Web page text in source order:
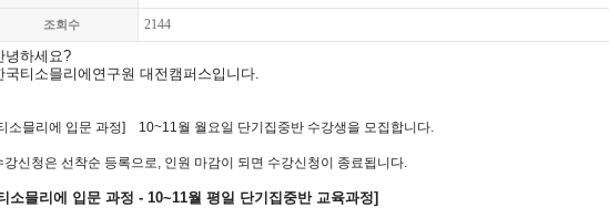
조회수 2144
녕하세요?
국티소믈리에연구원 대전캠퍼스입니다.
소믈리에 입문 과정] 10~11월 월요일 단기집중반 수강생을 모집합니다.
강신청은 선착순 등록으로, 인원 마감이 되면 수강신청이 종료됩니다.
소믈리에 입문 과정 - 10~11월 평일 단기집중반 교육과정]